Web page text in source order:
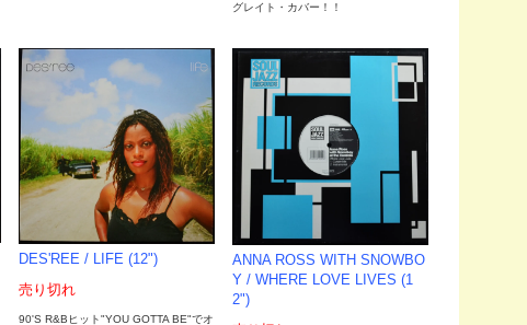
グレイト・カバー！！
DES'REE / LIFE (12")
売り切れ
90'S R&Bヒット"YOU GOTTA BE"でオ
ANNA ROSS WITH SNOWBO
Y ‎/ WHERE LOVE LIVES (1
2")